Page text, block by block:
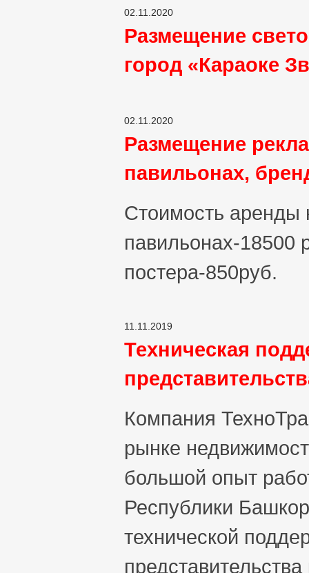
02.11.2020
Размещение
город «Караоке
02.11.2020
Размещение
павильонах,
Стоимость аренды
павильонах-18500
постера-850руб.
11.11.2019
Техническая
Компания
рынке
большой опыт
Республики
технической